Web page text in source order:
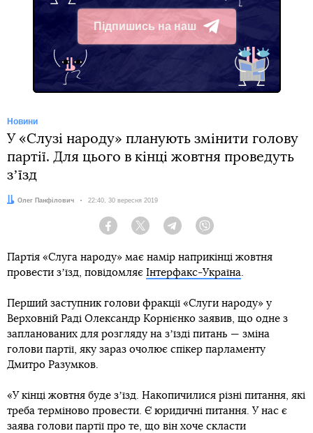
Підпишись на наш
Telegram
Новини
У «Слузі народу» планують змінити голову
партії. Для цього в кінці жовтня проведуть
зʼїзд
Автор:
Олег Панфілович Дата:
22:40, 30 вересня 2019
Facebook Twitter Telegram
Партія «Слуга народу» має намір наприкінці жовтня
провести зʼїзд, повідомляє Інтерфакс-Україна.
Перший заступник голови фракції «Слуги народу» у
Верховній Раді Олександр Корнієнко заявив, що одне з
запланованих для розгляду на зʼїзді питань — зміна
голови партії, яку зараз очолює спікер парламенту
Дмитро Разумков.
«У кінці жовтня буде зʼїзд. Накопичилися різні питання, які
треба терміново провести. Є юридичні питання. У нас є
заява голови партії про те, що він хоче скласти